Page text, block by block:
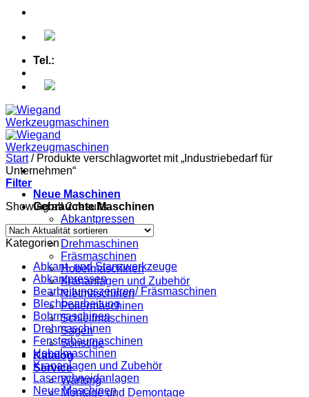
Tel.:
Neue Maschinen
Gebrauchte Maschinen
Abkantpressen
Bohrmaschinen
Drehmaschinen
Fräsmaschinen
Hobelmaschinen
Krananlagen und Zubehör
Nietmaschinen
Poliermaschinen
Schleifmaschinen
Sägen
Sonstige
Katalog
Service
Wartung
Montage und Demontage
Start /Produkte verschlagwortet mit „Industriebedarf für
Unternehmen“
Filter
Showing all 2 results
Kategorien
Abkant- und Stanzwerkzeuge
Abkantpressen
Bearbeitungszentren/ Fräsmaschinen
Blechbearbeitung
Bohrmaschinen
Drehmaschinen
Fensterbaumaschinen
Hobelmaschinen
Krananlagen und Zubehör
Laserschneidanlagen
Neue Maschinen